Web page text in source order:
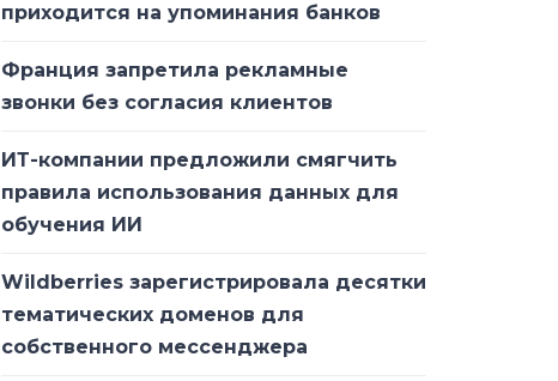
приходится на упоминания банков
Франция запретила рекламные
звонки без согласия клиентов
ИТ-компании предложили смягчить
правила использования данных для
обучения ИИ
Wildberries зарегистрировала десятки
тематических доменов для
собственного мессенджера